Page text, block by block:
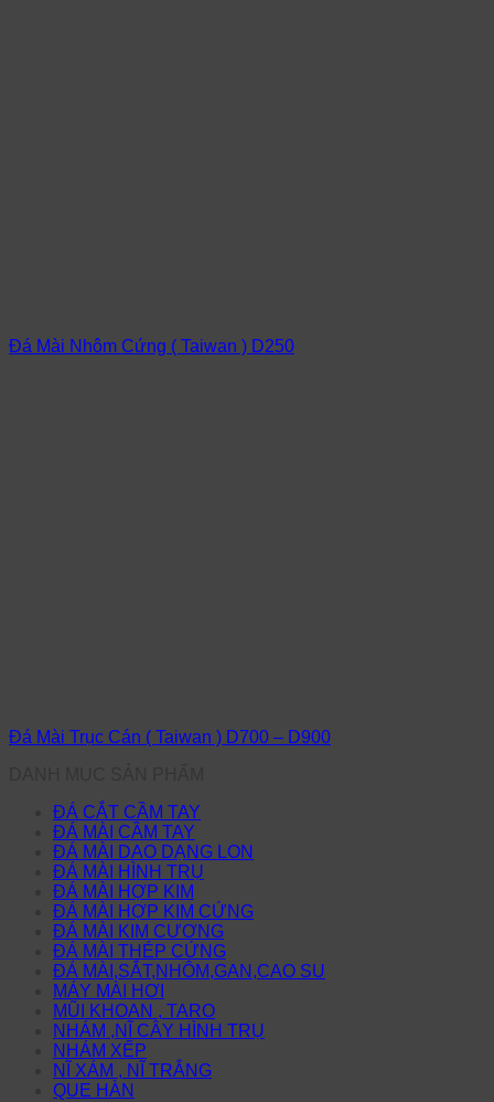
Đá Mài Nhôm Cứng ( Taiwan ) D250
Đá Mài Trục Cán ( Taiwan ) D700 – D900
ĐÁ CẮT CẦM TAY
ĐÁ MÀI CẦM TAY
ĐÁ MÀI DAO DẠNG LON
ĐÁ MÀI HÌNH TRỤ
ĐÁ MÀI HỢP KIM
ĐÁ MÀI HỢP KIM CỨNG
ĐÁ MÀI KIM CƯƠNG
ĐÁ MÀI THÉP CỨNG
ĐÁ MÀI,SẮT,NHÔM,GAN,CAO SU
MÁY MÀI HƠI
MŨI KHOAN , TARO
NHÁM ,NĨ CÂY HÌNH TRỤ
NHÁM XẾP
NĨ XÁM , NĨ TRẮNG
QUE HÀN